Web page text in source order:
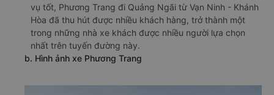
vụ tốt, Phương Trang đi Quảng Ngãi từ Vạn Ninh - Khánh
Hòa đã thu hút được nhiều khách hàng, trở thành một
trong những nhà xe khách được nhiều người lựa chọn
nhất trên tuyến đường này.
b. Hình ảnh xe Phương Trang